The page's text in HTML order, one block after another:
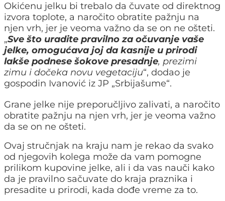
Okićenu jelku bi trebalo da čuvate od direktnog
izvora toplote, a naročito obratite pažnju na
njen vrh, jer je veoma važno da se on ne ošteti.
„Sve što uradite pravilno za očuvanje vaše
jelke, omogućava joj da kasnije u prirodi
lakše podnese šokove presadnje, prezimi
zimu i dočeka novu vegetaciju“, dodao je
gospodin Ivanović iz JP „Srbijašume“.
Grane jelke nije preporučljivo zalivati, a naročito
obratite pažnju na njen vrh, jer je veoma važno
da se on ne ošteti.
Ovaj stručnjak na kraju nam je rekao da svako
od njegovih kolega može da vam pomogne
prilikom kupovine jelke, ali i da vas nauči kako
da je pravilno sačuvate do kraja praznika i
presadite u prirodi, kada dođe vreme za to.